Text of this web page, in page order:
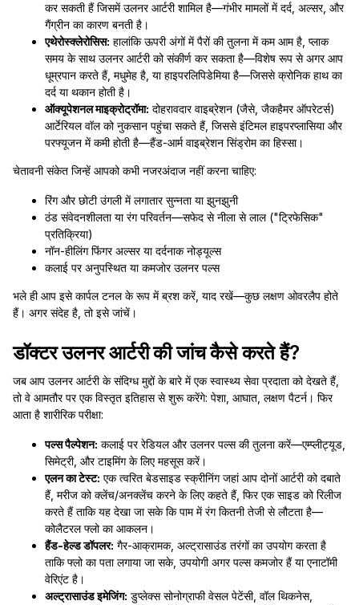
कर सकती हैं जिसमें उलनर आर्टरी शामिल है—गंभीर मामलों में दर्द, अल्सर, और
गैंग्रीन का कारण बनती है।
एथेरोस्क्लेरोसिस: हालांकि ऊपरी अंगों में पैरों की तुलना में कम आम है, प्लाक
समय के साथ उलनर आर्टरी को संकीर्ण कर सकता है—विशेष रूप से अगर आप
धूम्रपान करते हैं, मधुमेह है, या हाइपरलिपिडेमिया है—जिससे क्रोनिक हाथ का
दर्द या थकान होती है।
ऑक्यूपेशनल माइक्रोट्रॉमा: दोहरावदार वाइब्रेशन (जैसे, जैकहैमर ऑपरेटर्स)
आर्टेरियल वॉल को नुकसान पहुंचा सकते हैं, जिससे इंटिमल हाइपरप्लासिया और
परफ्यूजन में कमी होती है—हैंड-आर्म वाइब्रेशन सिंड्रोम का हिस्सा।
चेतावनी संकेत जिन्हें आपको कभी नजरअंदाज नहीं करना चाहिए:
रिंग और छोटी उंगली में लगातार सुन्नता या झुनझुनी
ठंड संवेदनशीलता या रंग परिवर्तन—सफेद से नीला से लाल ("ट्रिफेसिक"
प्रतिक्रिया)
नॉन-हीलिंग फिंगर अल्सर या दर्दनाक नोड्यूल्स
कलाई पर अनुपस्थित या कमजोर उलनर पल्स
भले ही आप इसे कार्पल टनल के रूप में ब्रश करें, याद रखें—कुछ लक्षण ओवरलैप होते
हैं। अगर संदेह है, तो इसे जांचें।
डॉक्टर उलनर आर्टरी की जांच कैसे करते हैं?
जब आप उलनर आर्टरी के संदिग्ध मुद्दों के बारे में एक स्वास्थ्य सेवा प्रदाता को देखते हैं,
तो वे आमतौर पर एक विस्तृत इतिहास से शुरू करेंगे: पेशा, आघात, लक्षण पैटर्न। फिर
आता है शारीरिक परीक्षा:
पल्स पैल्पेशन: कलाई पर रेडियल और उलनर पल्स की तुलना करें—एम्प्लीट्यूड,
सिमेट्री, और टाइमिंग के लिए महसूस करें।
एलन का टेस्ट: एक त्वरित बेडसाइड स्क्रीनिंग जहां आप दोनों आर्टरी को दबाते
हैं, मरीज को क्लेंच/अनक्लेंच करने के लिए कहते हैं, फिर एक साइड को रिलीज
करते हैं ताकि यह देखा जा सके कि पाम में रंग कितनी तेजी से लौटता है—
कोलैटरल फ्लो का आकलन।
हैंड-हेल्ड डॉपलर: गैर-आक्रामक, अल्ट्रासाउंड तरंगों का उपयोग करता है
ताकि फ्लो का पता लगाया जा सके, उपयोगी अगर पल्स कमजोर हैं या एनाटॉमी
वेरिएंट है।
अल्ट्रासाउंड इमेजिंग: डुप्लेक्स सोनोग्राफी वेसल पेटेंसी, वॉल थिकनेस,